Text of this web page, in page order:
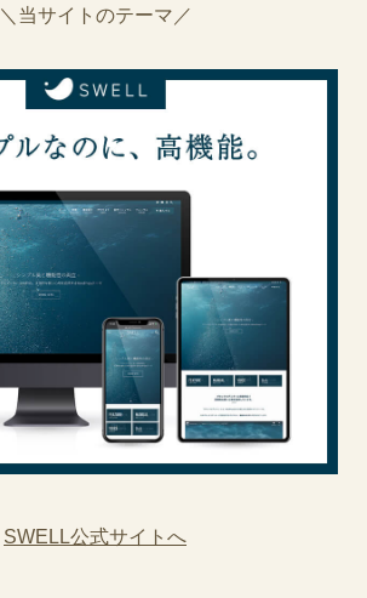
＼当サイトのテーマ／
SWELL公式サイトへ